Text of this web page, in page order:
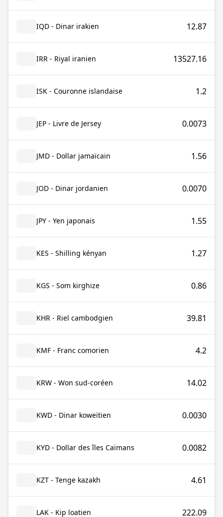
IQD - Dinar irakien 12.87
IRR - Riyal iranien 13527.16
ISK - Couronne islandaise 1.2
JEP - Livre de Jersey 0.0073
JMD - Dollar jamaïcain 1.56
JOD - Dinar jordanien 0.0070
JPY - Yen japonais 1.55
KES - Shilling kényan 1.27
KGS - Som kirghize 0.86
KHR - Riel cambodgien 39.81
KMF - Franc comorien 4.2
KRW - Won sud-coréen 14.02
KWD - Dinar koweïtien 0.0030
KYD - Dollar des îles Caïmans 0.0082
KZT - Tenge kazakh 4.61
LAK - Kip loatien 222.09